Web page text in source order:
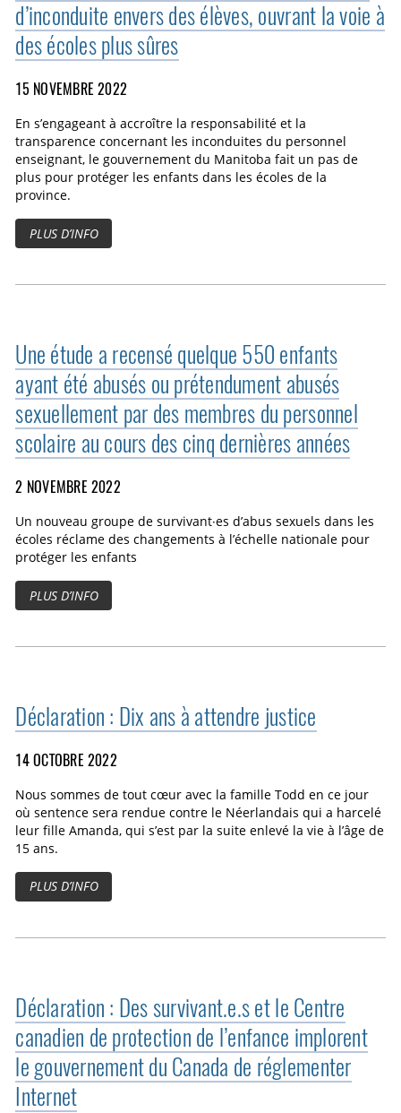
d’inconduite envers des élèves, ouvrant la voie à
des écoles plus sûres
15 NOVEMBRE 2022
En s’engageant à accroître la responsabilité et la
transparence concernant les inconduites du personnel
enseignant, le gouvernement du Manitoba fait un pas de
plus pour protéger les enfants dans les écoles de la
province.
PLUS D’INFO
Une étude a recensé quelque 550 enfants
ayant été abusés ou prétendument abusés
sexuellement par des membres du personnel
scolaire au cours des cinq dernières années
2 NOVEMBRE 2022
Un nouveau groupe de survivant·es d’abus sexuels dans les
écoles réclame des changements à l’échelle nationale pour
protéger les enfants
PLUS D’INFO
Déclaration : Dix ans à attendre justice
14 OCTOBRE 2022
Nous sommes de tout cœur avec la famille Todd en ce jour
où sentence sera rendue contre le Néerlandais qui a harcelé
leur fille Amanda, qui s’est par la suite enlevé la vie à l’âge de
15 ans.
PLUS D’INFO
Déclaration : Des survivant.e.s et le Centre
canadien de protection de l’enfance implorent
le gouvernement du Canada de réglementer
Internet